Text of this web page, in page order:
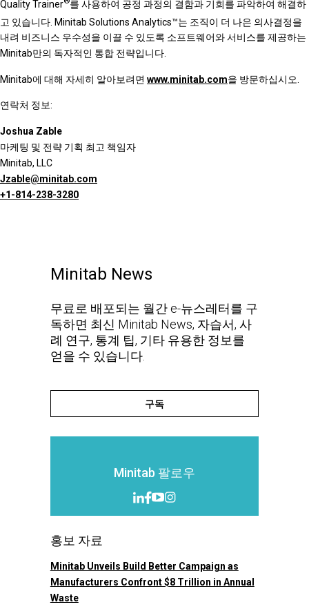
Quality Trainer
를 사용하여 공정 과정의 결함과 기회를 파악하여 해결하
고 있습니다. Minitab Solutions Analytics™는 조직이 더 나은 의사결정을
내려 비즈니스 우수성을 이끌 수 있도록 소프트웨어와 서비스를 제공하는
Minitab만의 독자적인 통합 전략입니다.
Minitab에 대해 자세히 알아보려면 www.minitab.com을 방문하십시오.
연락처 정보:
Joshua Zable
마케팅 및 전략 기획 최고 책임자
Minitab, LLC
Jzable@minitab.com
+1-814-238-3280
Minitab News
무료로 배포되는 월간 e-뉴스레터를 구
독하면 최신 Minitab News, 자습서, 사
례 연구, 통계 팁, 기타 유용한 정보를
얻을 수 있습니다.
구독
Minitab 팔로우
홍보 자료
Minitab Unveils Build Better Campaign as
Manufacturers Confront $8 Trillion in Annual
Waste